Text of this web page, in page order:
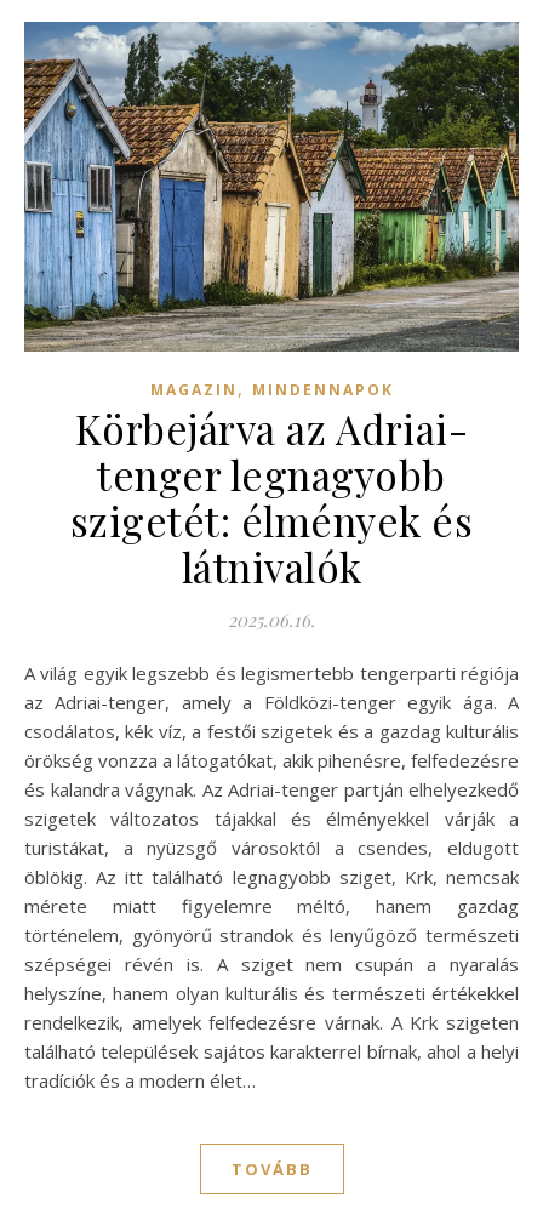
MAGAZIN , MINDENNAPOK
Körbejárva az Adriai-
tenger legnagyobb
szigetét: élmények és
látnivalók
2025.06.16.
A világ egyik legszebb és legismertebb tengerparti régiója
az Adriai-tenger, amely a Földközi-tenger egyik ága. A
csodálatos, kék víz, a festői szigetek és a gazdag kulturális
örökség vonzza a látogatókat, akik pihenésre, felfedezésre
és kalandra vágynak. Az Adriai-tenger partján elhelyezkedő
szigetek változatos tájakkal és élményekkel várják a
turistákat, a nyüzsgő városoktól a csendes, eldugott
öblökig. Az itt található legnagyobb sziget, Krk, nemcsak
mérete miatt figyelemre méltó, hanem gazdag
történelem, gyönyörű strandok és lenyűgöző természeti
szépségei révén is. A sziget nem csupán a nyaralás
helyszíne, hanem olyan kulturális és természeti értékekkel
rendelkezik, amelyek felfedezésre várnak. A Krk szigeten
található települések sajátos karakterrel bírnak, ahol a helyi
tradíciók és a modern élet…
TOVÁBB